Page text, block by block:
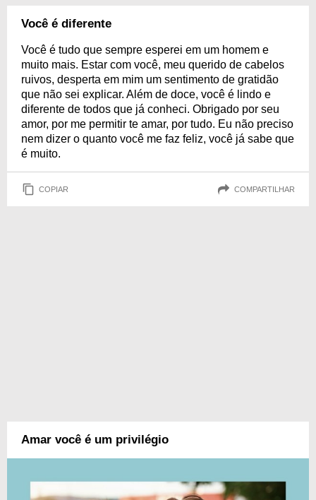
Você é diferente
Você é tudo que sempre esperei em um homem e
muito mais. Estar com você, meu querido de cabelos
ruivos, desperta em mim um sentimento de gratidão
que não sei explicar. Além de doce, você é lindo e
diferente de todos que já conheci. Obrigado por seu
amor, por me permitir te amar, por tudo. Eu não preciso
nem dizer o quanto você me faz feliz, você já sabe que
é muito.
COPIAR COMPARTILHAR
Amar você é um privilégio